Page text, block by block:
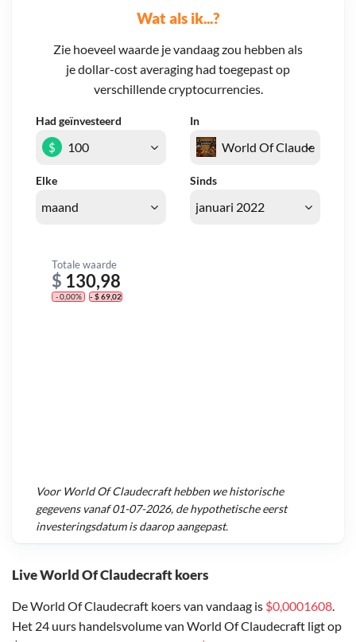
Live World Of Claudecraft koers
De World Of Claudecraft koers van vandaag is $0,0001608.
Het 24 uurs handelsvolume van World Of Claudecraft ligt op
Wat als ik...?
Zie hoeveel waarde je vandaag zou hebben als
je dollar-cost averaging had toegepast op
verschillende cryptocurrencies.
Had geïnvesteerd In
Elke Sinds
$
Totale waarde
$ 130,98
- 0,00% - $ 69,02
Voor World Of Claudecrafthebben we historische
gegevens vanaf01-07-2026, de hypothetische eerst
investeringsdatum is daarop aangepast.